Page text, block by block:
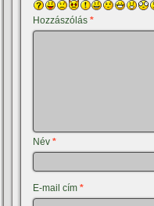
Hozzászólás*
Név*
E-mail cím*